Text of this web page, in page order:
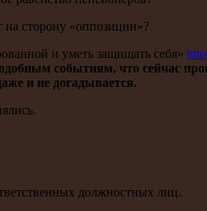
сторону «оппозиции»?
и уметь защищать себя»
событиям, что сейчас
и не догадывается.
должностных лиц.